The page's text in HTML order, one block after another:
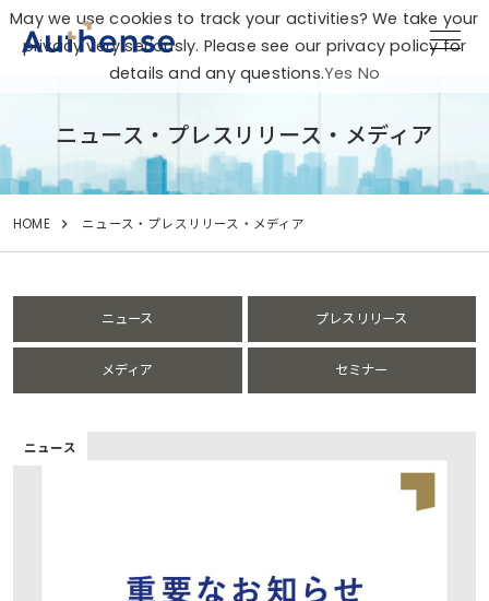
ニュース・プレスリリース・メディア
HOME ニュース・プレスリリース・メディア
ニュース プレスリリース
メディア セミナー
ニュース
May we use cookies to track your activities? We take your
privacy very seriously. Please see our privacy policy for
details and any questions.Yes No